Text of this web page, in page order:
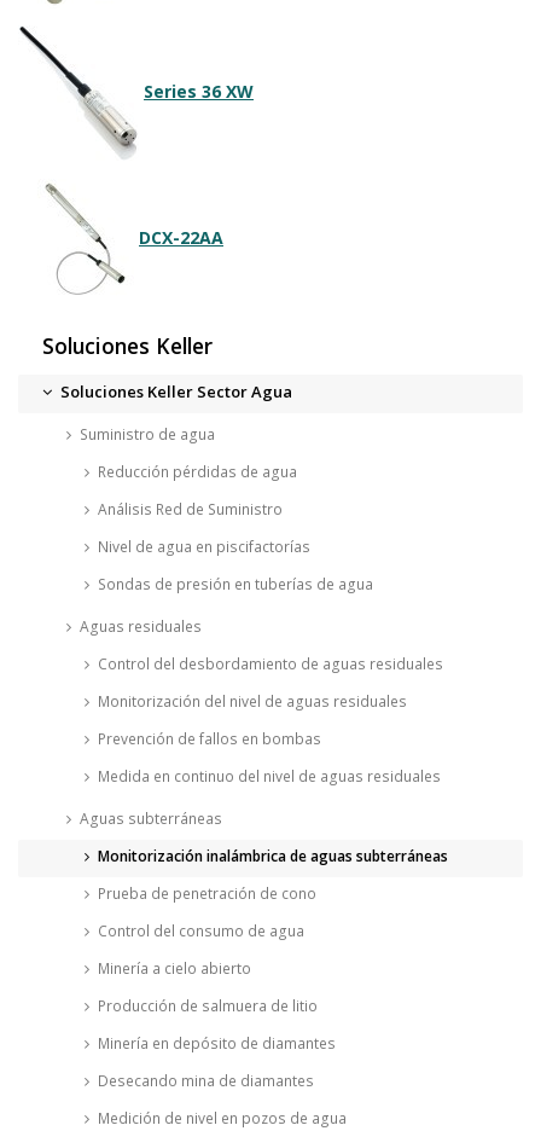
Soluciones Keller
Soluciones Keller Sector Agua
Suministro de agua
Reducción pérdidas de agua
Análisis Red de Suministro
Nivel de agua en piscifactorías
Sondas de presión en tuberías de agua
Aguas residuales
Control del desbordamiento de aguas residuales
Monitorización del nivel de aguas residuales
Prevención de fallos en bombas
Medida en continuo del nivel de aguas residuales
Aguas subterráneas
Monitorización inalámbrica de aguas subterráneas
Prueba de penetración de cono
Control del consumo de agua
Minería a cielo abierto
Producción de salmuera de litio
Minería en depósito de diamantes
Desecando mina de diamantes
Medición de nivel en pozos de agua
Series 36 XW
DCX-22AA